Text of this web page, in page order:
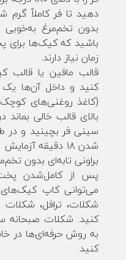
دهید تا فر کاملاً گرم
بدون تخم‌مرغ
زمان نیاز دارند.
قالب مافین یا قالب
کنید و داخل آن‌ها یک
بالای قالب خالی بماند
سینی فر بچینید و در
شدن ۱۸ دقیقه
براونی تابه‌ای بدون
پس از کامل‌شدن
می‌توانی کاپ
شکلات، ترافل، شکلات
کنید. شکلات صبحانه
به روش حرفه‌ای‌ها در
کنید.